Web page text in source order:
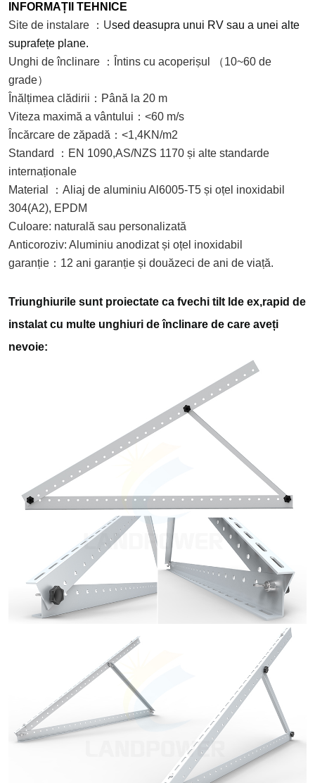
INFORMAȚII TEHNICE
Site de instalare
： Used deasupra unui RV sau a unei alte
suprafețe plane.
Unghi de înclinare
： Întins cu acoperișul （10~60 de
grade）
Înălțimea clădirii ： Până la 20 m
Viteza maximă a vântului ： <60 m/s
Încărcare de zăpadă ： <1,4KN/m2
Standard
： EN 1090,AS/NZS 1170 și alte standarde
internaționale
Material
： Aliaj de aluminiu Al6005-T5 și oțel inoxidabil
304(A2), EPDM
Culoare: naturală sau personalizată
Anticoroziv: Aluminiu anodizat și oțel inoxidabil
garanție ： 12 ani garanție și douăzeci de ani de viață.
Triunghiurile sunt proiectate ca fvechi tilt de ex,rapid de
instalat cu multe unghiuri de înclinare de care aveți
nevoie: